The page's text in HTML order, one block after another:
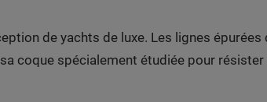
de yachts de luxe. Les lignes épurées
coque spécialement étudiée pour résister